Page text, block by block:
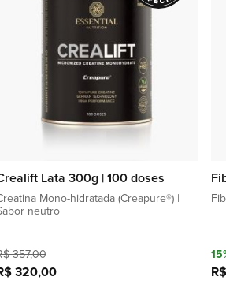
Lata 300g | 100 doses
Mono-hidratada (Creapure®) |
neutro
320,00
357,00